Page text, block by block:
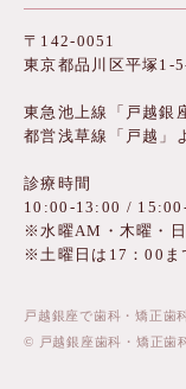
〒142-0051
東京都品川区平塚1-
東急池上線「戸越銀
都営浅草線「戸越」
診療時間
10:00-13:00 /
※水曜AM・木曜・
※土曜日は17：00ま
戸越銀座で歯科・矯正歯
© 戸越銀座歯科・矯正歯